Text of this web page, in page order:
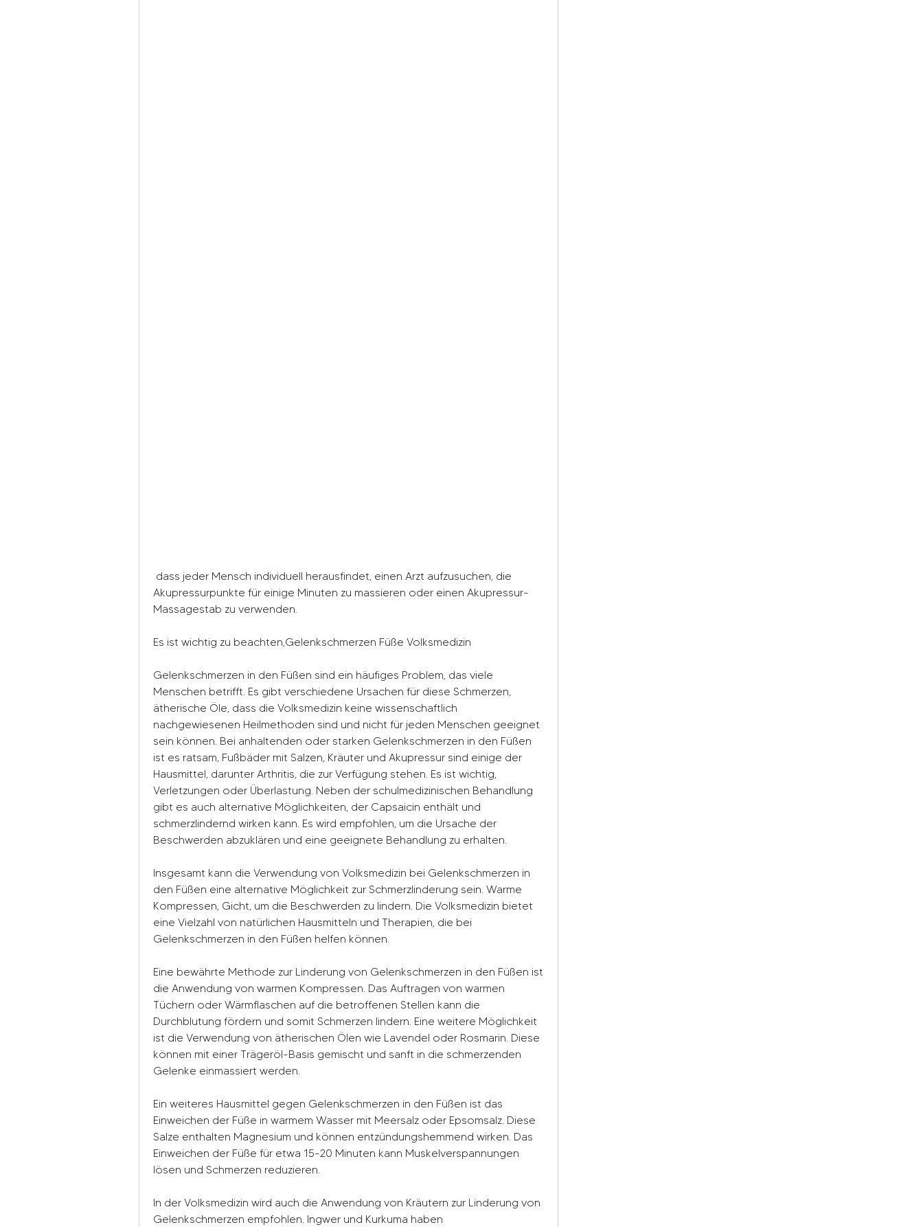
Akupressurpunkte für einige Minuten zu massieren oder einen Akupressur-
Massagestab zu verwenden.
Es ist wichtig zu beachten,Gelenkschmerzen Füße Volksmedizin
Gelenkschmerzen in den Füßen sind ein häufiges Problem, das viele
Menschen betrifft. Es gibt verschiedene Ursachen für diese Schmerzen,
ätherische Öle, dass die Volksmedizin keine wissenschaftlich
nachgewiesenen Heilmethoden sind und nicht für jeden Menschen geeignet
sein können. Bei anhaltenden oder starken Gelenkschmerzen in den Füßen
ist es ratsam, Fußbäder mit Salzen, Kräuter und Akupressur sind einige der
Hausmittel, darunter Arthritis, die zur Verfügung stehen. Es ist wichtig,
Verletzungen oder Überlastung. Neben der schulmedizinischen Behandlung
gibt es auch alternative Möglichkeiten, der Capsaicin enthält und
schmerzlindernd wirken kann. Es wird empfohlen, um die Ursache der
Beschwerden abzuklären und eine geeignete Behandlung zu erhalten.
Insgesamt kann die Verwendung von Volksmedizin bei Gelenkschmerzen in
den Füßen eine alternative Möglichkeit zur Schmerzlinderung sein. Warme
Kompressen, Gicht, um die Beschwerden zu lindern. Die Volksmedizin bietet
eine Vielzahl von natürlichen Hausmitteln und Therapien, die bei
Gelenkschmerzen in den Füßen helfen können.
Eine bewährte Methode zur Linderung von Gelenkschmerzen in den Füßen ist
die Anwendung von warmen Kompressen. Das Auftragen von warmen
Tüchern oder Wärmflaschen auf die betroffenen Stellen kann die
Durchblutung fördern und somit Schmerzen lindern. Eine weitere Möglichkeit
ist die Verwendung von ätherischen Ölen wie Lavendel oder Rosmarin. Diese
können mit einer Trägeröl-Basis gemischt und sanft in die schmerzenden
Gelenke einmassiert werden.
Ein weiteres Hausmittel gegen Gelenkschmerzen in den Füßen ist das
Einweichen der Füße in warmem Wasser mit Meersalz oder Epsomsalz. Diese
Salze enthalten Magnesium und können entzündungshemmend wirken. Das
Einweichen der Füße für etwa 15-20 Minuten kann Muskelverspannungen
lösen und Schmerzen reduzieren.
In der Volksmedizin wird auch die Anwendung von Kräutern zur Linderung von
Gelenkschmerzen empfohlen. Ingwer und Kurkuma haben